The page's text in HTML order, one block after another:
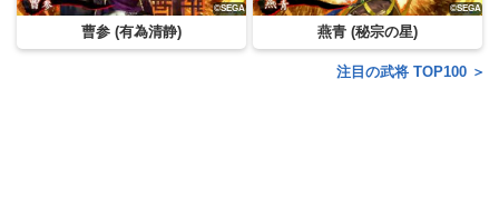
曹参 (有為清静) 燕青 (秘宗の星)
注目の武将 TOP100 ＞